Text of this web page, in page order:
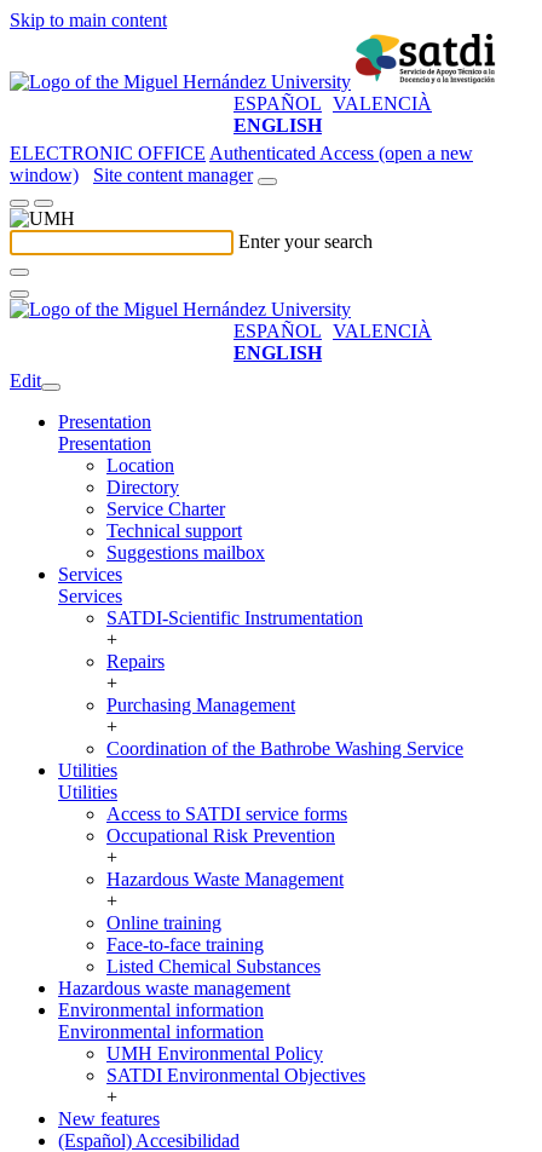
Skip to main content
ESPAÑOL VALENCIÀ
ENGLISH
ELECTRONIC OFFICE Authenticated Access (open a new
window)
Site content manager
Enter your search
ESPAÑOL VALENCIÀ
ENGLISH
Edit
Presentation
Presentation
Location
Directory
Service Charter
Technical support
Suggestions mailbox
Services
Services
SATDI-Scientific Instrumentation
+
Repairs
+
Purchasing Management
+
Coordination of the Bathrobe Washing Service
Utilities
Utilities
Access to SATDI service forms
Occupational Risk Prevention
+
Hazardous Waste Management
+
Online training
Face-to-face training
Listed Chemical Substances
Hazardous waste management
Environmental information
Environmental information
UMH Environmental Policy
SATDI Environmental Objectives
+
New features
(Español) Accesibilidad